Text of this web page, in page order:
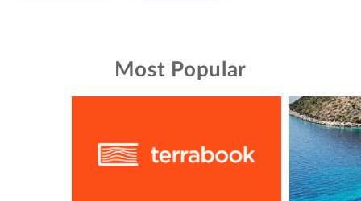
Most Popular